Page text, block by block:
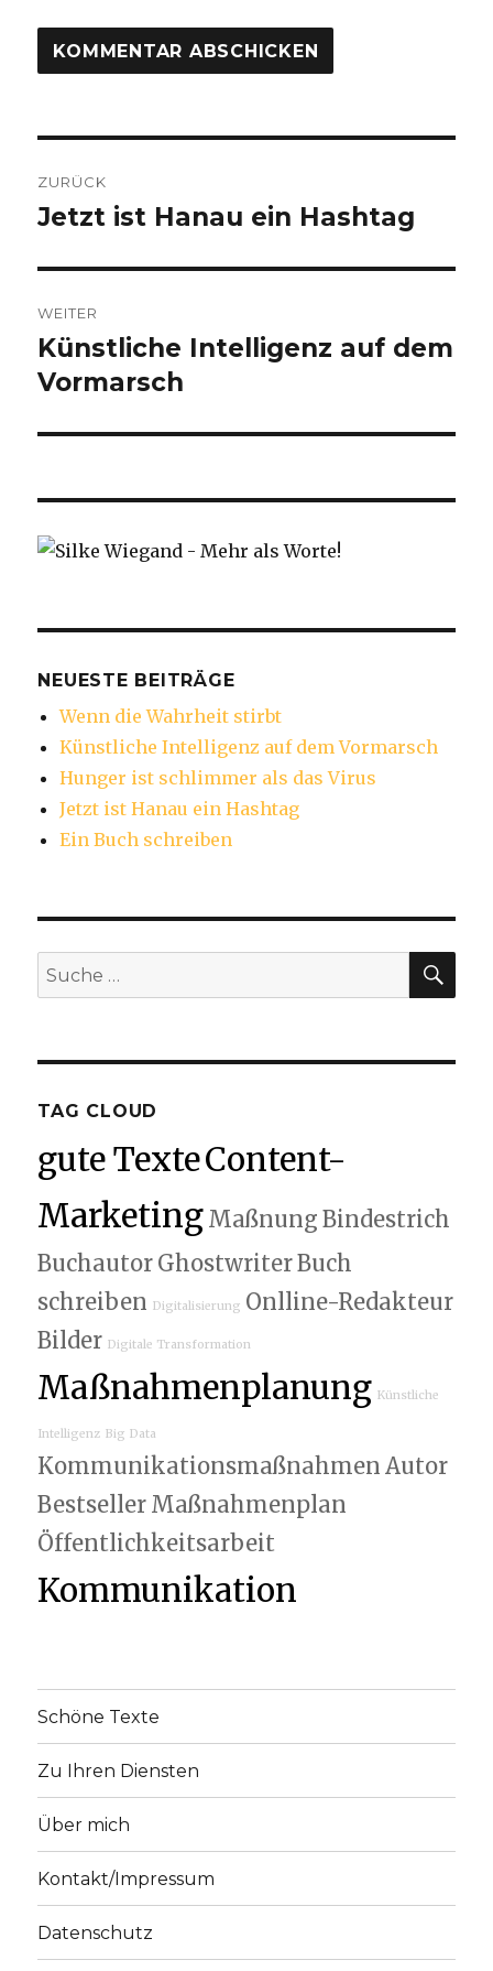
Beitragsnavigation
ZURÜCK
Vorheriger
Jetzt ist Hanau ein Hashtag
WEITER
Nächster
Beitrag:
Künstliche Intelligenz auf dem
Vormarsch
NEUESTE BEITRÄGE
Wenn die Wahrheit stirbt
Künstliche Intelligenz auf dem Vormarsch
Hunger ist schlimmer als das Virus
Jetzt ist Hanau ein Hashtag
Ein Buch schreiben
Suche
nach:
TAG CLOUD
gute TexteContent-
Marketing Maßnung Bindestrich
Buchautor GhostwriterBuch
schreiben Digitalisierung Onlline-Redakteur
Bilder Digitale Transformation
Maßnahmenplanung Künstliche
Intelligenz Big Data
Kommunikationsmaßnahmen Autor
Bestseller Maßnahmenplan
Öffentlichkeitsarbeit
Kommunikation
Schöne Texte
Zu Ihren Diensten
Über mich
Kontakt/Impressum
Datenschutz